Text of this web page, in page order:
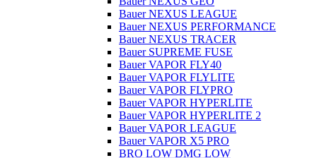
Bauer NEXUS LEAGUE
Bauer NEXUS PERFORMANCE
Bauer NEXUS TRACER
Bauer SUPREME FUSE
Bauer VAPOR FLY40
Bauer VAPOR FLYLITE
Bauer VAPOR FLYPRO
Bauer VAPOR HYPERLITE
Bauer VAPOR HYPERLITE 2
Bauer VAPOR LEAGUE
Bauer VAPOR X5 PRO
BRO LOW DMG LOW